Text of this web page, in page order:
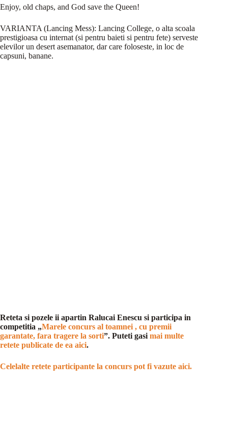
Enjoy, old chaps, and God save the Queen!
VARIANTA (Lancing Mess): Lancing College, o alta scoala
prestigioasa cu internat (si pentru baieti si pentru fete) serveste
elevilor un desert asemanator, dar care foloseste, in loc de
capsuni, banane.
Reteta si pozele ii apartin Ralucai Enescu si participa in
competitia „Marele concurs al toamnei , cu premii
garantate, fara tragere la sorti”. Puteti gasi mai multe
retete publicate de ea aici.
Celelalte retete participante la concurs pot fi vazute aici.